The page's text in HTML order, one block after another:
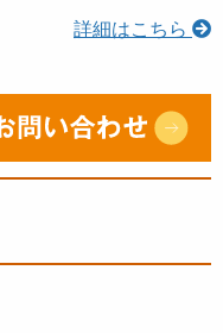
詳細はこちら